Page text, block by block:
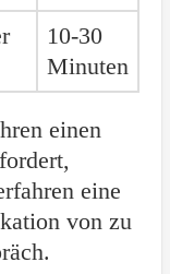
10-30
Minuten
einen
eine
von zu